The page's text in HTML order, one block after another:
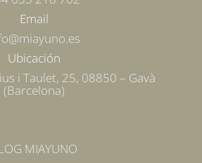
Email
Ubicación
i Taulet, 25, 08850 – Gavà
(Barcelona)
MIAYUNO